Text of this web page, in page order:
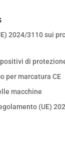
2024/3110 sui
di
per marcatura CE
macchine
(UE)